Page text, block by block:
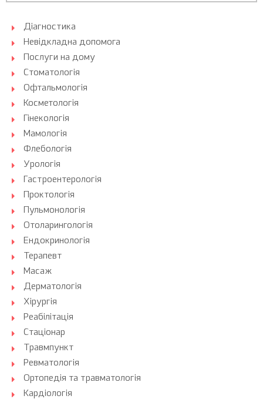
Діагностика
Невідкладна допомога
Послуги на дому
Стоматологія
Офтальмологія
Косметологія
Гінекологія
Мамологія
Флебологія
Урологія
Гастроентерологія
Проктологія
Пульмонологія
Отоларингологія
Ендокринологія
Терапевт
Масаж
Дерматологія
Хірургія
Реабілітація
Стаціонар
Травмпункт
Ревматологія
Ортопедія та травматологія
Кардіологія